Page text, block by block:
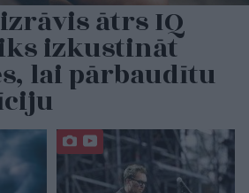
ātrs IQ
izkustināt
lai pārbaudītu